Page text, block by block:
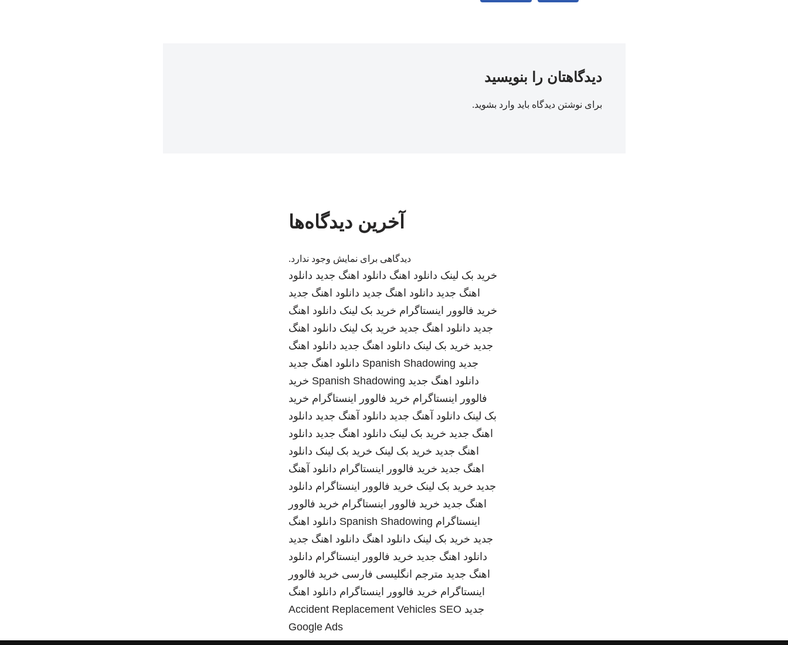
دیدگاهتان را بنویسید
برای نوشتن دیدگاه باید وارد بشوید.
آخرین دیدگاه‌ها
دیدگاهی برای نمایش وجود ندارد.
خرید بک لینک دانلود اهنگ دانلود اهنگ جدید دانلود
اهنگ جدید دانلود اهنگ جدید دانلود اهنگ جدید
خرید فالوور اینستاگرام خرید بک لینک دانلود اهنگ
جدید دانلود اهنگ جدید خرید بک لینک دانلود اهنگ
جدید خرید بک لینک دانلود اهنگ جدید دانلود اهنگ
جدید Spanish Shadowing دانلود اهنگ جدید
دانلود اهنگ جدید Spanish Shadowing خرید
فالوور اینستاگرام خرید فالوور اینستاگرام خرید
بک لینک دانلود آهنگ جدید دانلود آهنگ جدید دانلود
اهنگ جدید خرید بک لینک دانلود اهنگ جدید دانلود
اهنگ جدید خرید بک لینک خرید بک لینک دانلود
اهنگ جدید خرید فالوور اینستاگرام دانلود آهنگ
جدید خرید بک لینک خرید فالوور اینستاگرام دانلود
اهنگ جدید خرید فالوور اینستاگرام خرید فالوور
اینستاگرام Spanish Shadowing دانلود اهنگ
جدید خرید بک لینک دانلود اهنگ دانلود اهنگ جدید
دانلود اهنگ جدید خرید فالوور اینستاگرام دانلود
اهنگ جدید مترجم انگلیسی فارسی خرید فالوور
اینستاگرام خرید فالوور اینستاگرام دانلود اهنگ
جدید
Accident Replacement Vehicles SEO
Google Ads